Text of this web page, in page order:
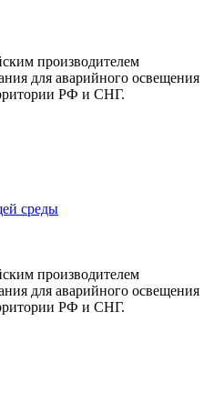
производителем
для аварийного освещения
РФ и СНГ.
среды
производителем
для аварийного освещения
РФ и СНГ.